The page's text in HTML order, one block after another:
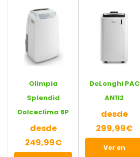
Olimpia
Splendid
Dolceclima 8P
desde
249,99€
DeLonghi PAC
AN112
desde
299,99€
Ver en